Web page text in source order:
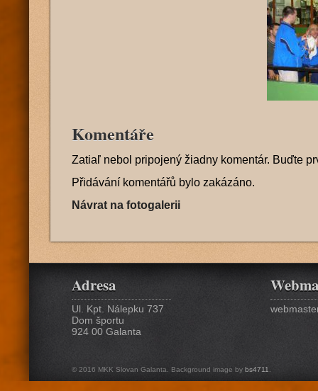
Komentáře
Zatiaľ nebol pripojený žiadny komentár. Buďte
Přidávání komentářů bylo zakázáno.
Návrat na fotogalerii
Adresa
Ul. Kpt. Nálepku 737
Dom športu
924 00 Galanta
© 2016 MKK Slovan Galanta. Background image by bs4711